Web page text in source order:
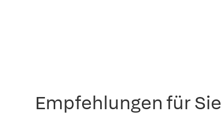
Empfehlungen für Sie